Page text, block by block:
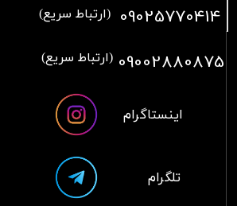
09025770414 (ارتباط سریع)
09002880875 (ارتباط سریع)
تلگرام
اینستاگرام